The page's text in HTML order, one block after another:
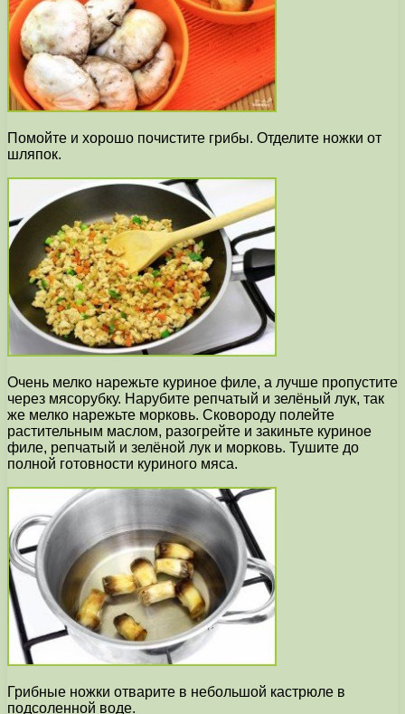
Помойте и хорошо почистите грибы. Отделите ножки от
шляпок.
Очень мелко нарежьте куриное филе, а лучше пропустите
через мясорубку. Нарубите репчатый и зелёный лук, так
же мелко нарежьте морковь. Сковороду полейте
растительным маслом, разогрейте и закиньте куриное
филе, репчатый и зелёной лук и морковь. Тушите до
полной готовности куриного мяса.
Грибные ножки отварите в небольшой кастрюле в
подсоленной воде.